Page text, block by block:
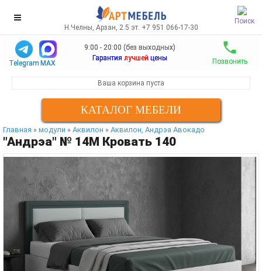
Поиск
Н.Челны, Арзан, 2.5 эт. +7 951 066-17-30
Telegram MAX
9:00 - 20:00 (без выходных)
Гарантия лучшей цены Позвонить
Ваша корзина пуста
КАТАЛОГ МЕБЕЛИ
Главная » модули » Аквилон » Аквилон, Андрэа Авокадо
"Андрэа" № 14М Кровать 140